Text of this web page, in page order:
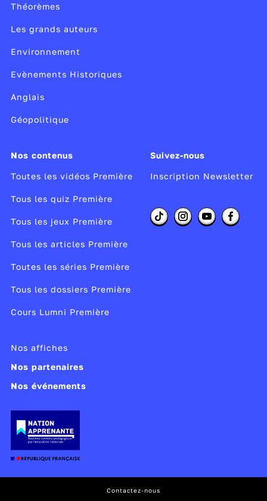
Théorèmes
Les grands auteurs
Environnement
Evènements Historiques
Anglais
Géopolitique
Nos contenus
Toutes les vidéos Première
Tous les quiz Première
Tous les jeux Première
Tous les articles Première
Toutes les séries Première
Tous les dossiers Première
Cours Lumni Première
Suivez-nous
Inscription Newsletter
Nos affiches
Nos partenaires
Nos événements
Contactez-nous